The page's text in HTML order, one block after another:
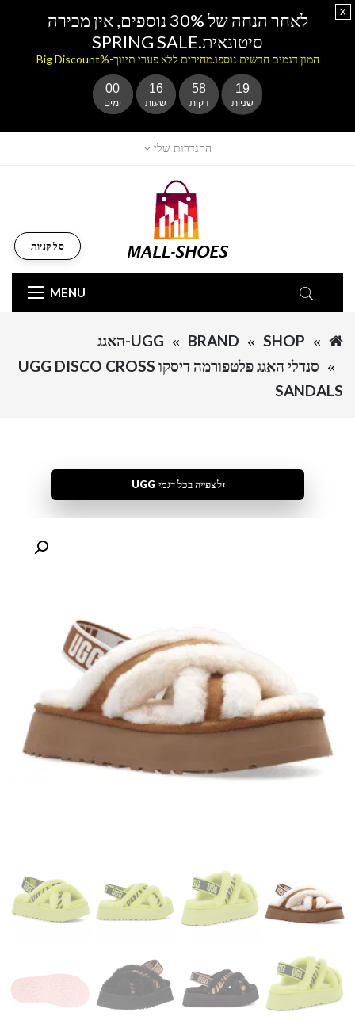
ההגדרות שלי
MENU
סל קניות
SHOP
BRAND
UGG-האגג
סנדלי האגג פלטפורמה דיסקו UGG DISCO CROSS
SANDALS
לצפייה בכל דגמי UGG
לאחר הנחה של 30% נוספים, אין מכירה
סיטונאית.SPRING SALE
המון דגמים חדשים נוספו.מחירים ללא פערי תיווך-%Big Discount
00
ימים
16
שעות
58
דקות
19
שניות
x